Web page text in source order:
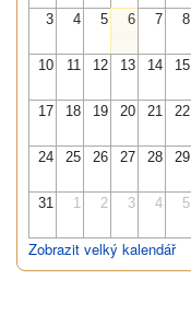
3 4 5 6 7 8
10 11 12 13 14 15
17 18 19 20 21 22
24 25 26 27 28 29
31 1 2 3 4 5
Zobrazit velký kalendář